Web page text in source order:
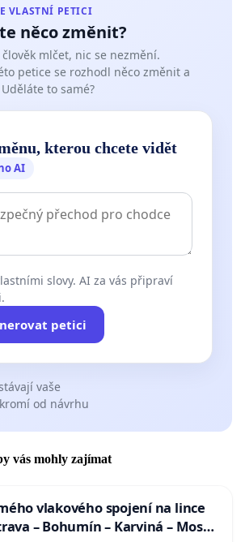
VLASTNÍ PETICI
něco změnit?
mlčet, nic se nezmění.
petice se rozhodl něco změnit a
to samé?
kterou chcete vidět
AI
slovy. AI za vás připraví
petici
vaše
od návrhu
vás mohly zajímat
vlakového spojení na lince
– Bohumín – Karviná – Mosty